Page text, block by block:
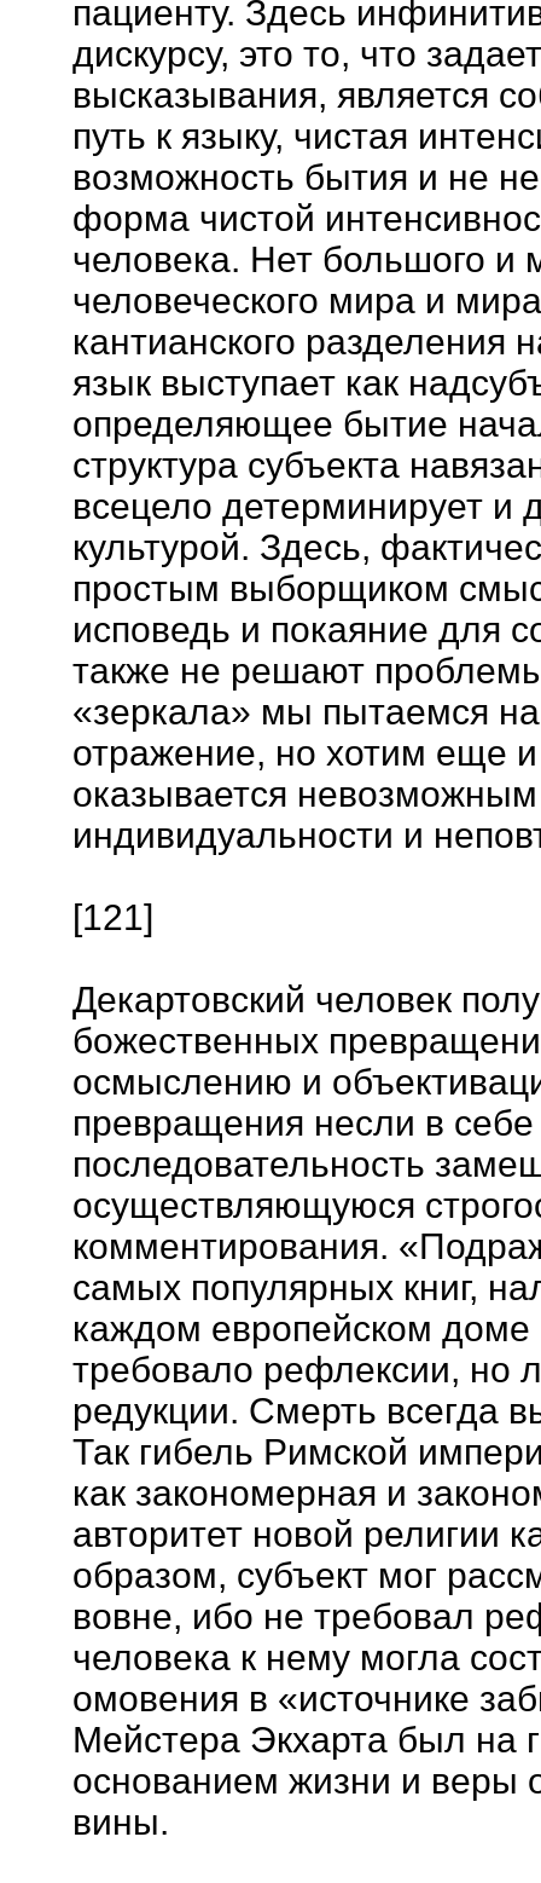
пациенту. Здесь
дискурсу, это то, что
высказывания, является
путь к языку, чистая
возможность бытия и не
форма чистой
человека. Нет большого и
человеческого мира и
кантианского разделения
язык выступает как
определяющее бытие
структура субъекта
всецело детерминирует и
культурой. Здесь,
простым выборщиком
исповедь и покаяние для
также не решают
«зеркала» мы пытаемся
отражение, но хотим еще
оказывается
индивидуальности и
[121]
Декартовский человек
божественных
осмыслению и
превращения несли в себе
последовательность
осуществляющуюся
комментирования.
самых популярных книг,
каждом европейском доме
требовало рефлексии, но
редукции. Смерть всегда
Так гибель Римской
как закономерная и
авторитет новой религии
образом, субъект мог
вовне, ибо не требовал
человека к нему могла
омовения в «источнике
Мейстера Экхарта был на
основанием жизни и веры
вины.